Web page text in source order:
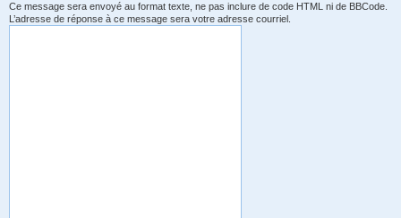
Ce message sera envoyé au format texte, ne pas inclure de code HTML ni de BBCode.
L’adresse de réponse à ce message sera votre adresse courriel.